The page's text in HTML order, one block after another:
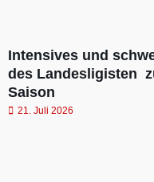
Intensives und
des Landesligisten
Saison
21. Juli 2026